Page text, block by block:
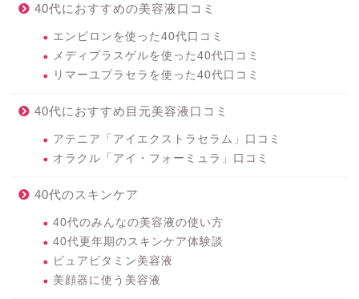
40代におすすめの美容液口コミ
エンビロンを使った40代口コミ
メディプラスゲルを使った40代口コミ
リマーユプラセラを使った40代口コミ
40代におすすめ目元美容液口コミ
アテニア「アイエクストラセラム」口コミ
オラクル「アイ・フォーミュラ」口コミ
40代のスキンケア
40代のみんなの美容液の使い方
40代更年期のスキンケア体験談
ピュアビタミン美容液
美顔器に使う美容液